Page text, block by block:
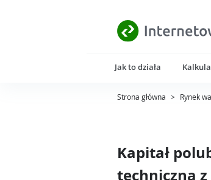
Jak to działa
Strona główna > Rynek
Kapitał
techniczna z